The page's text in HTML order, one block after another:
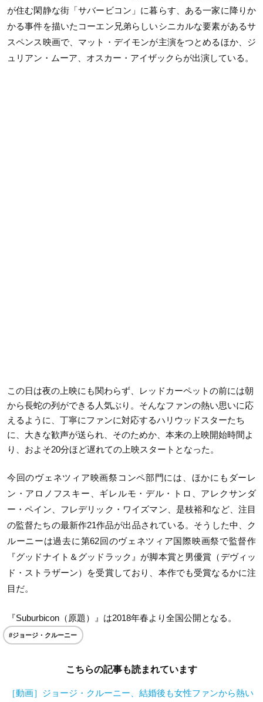
が住む閑静な街「サバービコン」に暮らす、ある一家に降りか
かる事件を描いたコーエン兄弟らしいシニカルな要素があるサ
スペンス映画で、マット・デイモンが主演をつとめるほか、ジ
ュリアン・ムーア、オスカー・アイザックらが出演している。
この日は夜の上映にも関わらず、レッドカーペットの前には朝
から長蛇の列ができる人気ぶり。そんなファンの熱い思いに応
えるように、丁寧にファンに対応するハリウッドスターたち
に、大きな歓声が送られ、そのためか、本来の上映開始時間よ
り、およそ20分ほど遅れての上映スタートとなった。
今回のヴェネツィア映画祭コンペ部門には、ほかにもダーレ
ン・アロノフスキー、ギレルモ・デル・トロ、アレクサンダ
ー・ペイン、フレデリック・ワイズマン、是枝裕和など、注目
の監督たちの最新作21作品が出品されている。そうした中、ク
ルーニーは過去に第62回のヴェネツィア国際映画祭で監督作
『グッドナイト＆グッドラック』が脚本賞と男優賞（デヴィッ
ド・ストラザーン）を受賞しており、本作でも受賞なるかに注
目だ。
『Suburbicon（原題）』は2018年春より全国公開となる。
#ジョージ・クルーニー
こちらの記事も読まれています
［動画］ジョージ・クルーニー、結婚後も女性ファンから熱い